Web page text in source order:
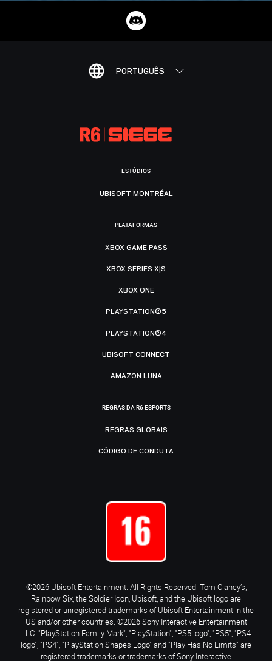
PORTUGUÊS
ESTÚDIOS
UBISOFT MONTRÉAL
PLATAFORMAS
XBOX GAME PASS
XBOX SERIES X|S
XBOX ONE
PLAYSTATION®5
PLAYSTATION®4
UBISOFT CONNECT
AMAZON LUNA
REGRAS DA R6 ESPORTS
REGRAS GLOBAIS
CÓDIGO DE CONDUTA
©2026 Ubisoft Entertainment. All Rights Reserved. Tom Clancy’s,
Rainbow Six, the Soldier Icon, Ubisoft, and the Ubisoft logo are
registered or unregistered trademarks of Ubisoft Entertainment in the
US and/or other countries. ©2026 Sony Interactive Entertainment
LLC. "PlayStation Family Mark", "PlayStation", "PS5 logo", "PS5", "PS4
logo", "PS4", "PlayStation Shapes Logo" and "Play Has No Limits" are
registered trademarks or trademarks of Sony Interactive